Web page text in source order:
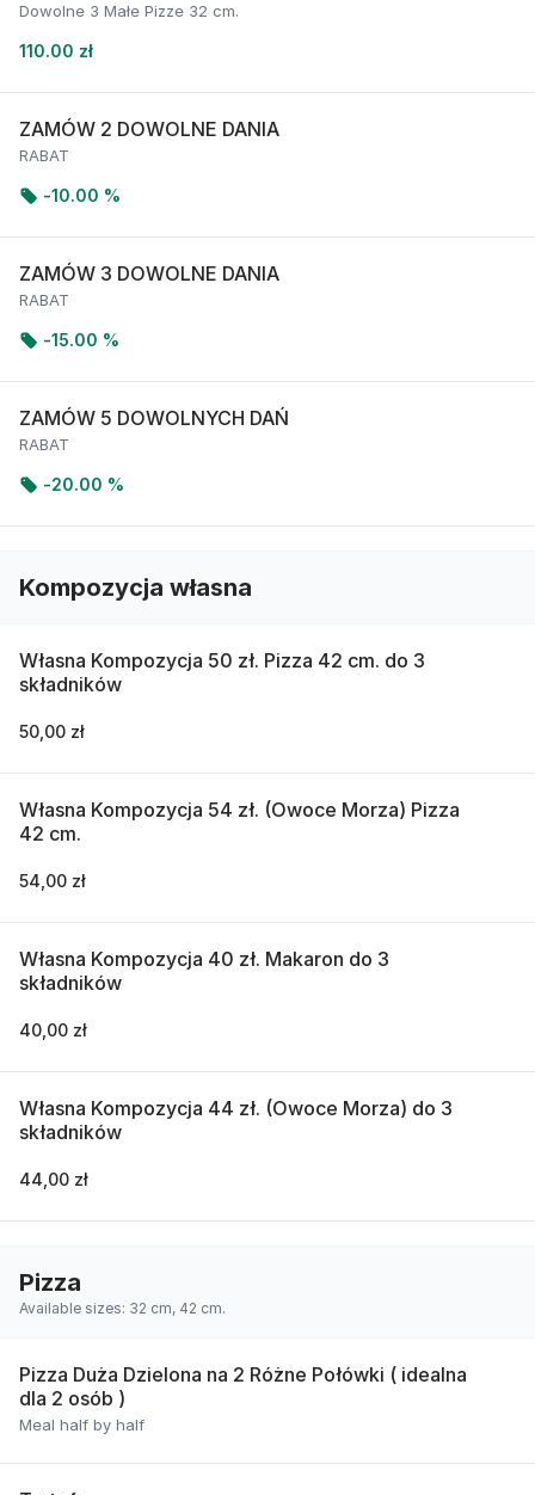
Dowolne 3 Małe Pizze 32 cm.
110.00 zł
ZAMÓW 2 DOWOLNE DANIA
RABAT
-10.00 %
ZAMÓW 3 DOWOLNE DANIA
RABAT
-15.00 %
ZAMÓW 5 DOWOLNYCH DAŃ
RABAT
-20.00 %
Kompozycja własna
Własna Kompozycja 50 zł. Pizza 42 cm. do 3
składników
50,00 zł
Własna Kompozycja 54 zł. (Owoce Morza) Pizza
42 cm.
54,00 zł
Własna Kompozycja 40 zł. Makaron do 3
składników
40,00 zł
Własna Kompozycja 44 zł. (Owoce Morza) do 3
składników
44,00 zł
Pizza
Available sizes: 32 cm, 42 cm.
Pizza Duża Dzielona na 2 Różne Połówki ( idealna
dla 2 osób )
Meal half by half